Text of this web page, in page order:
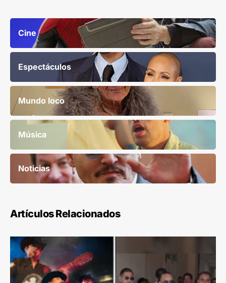
Cine
Espectáculos
Mundo loco
Música
Noticias
Artículos Relacionados